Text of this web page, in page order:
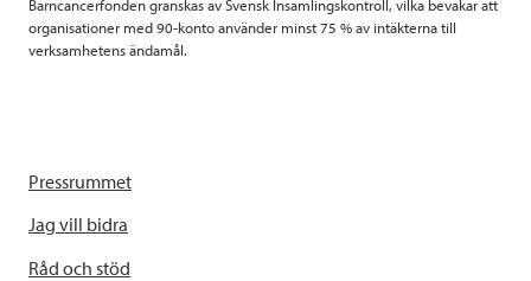
Barncancerfonden granskas av Svensk Insamlingskontroll, vilka bevakar att
organisationer med 90-konto använder minst 75 % av intäkterna till
verksamhetens ändamål.
Pressrummet
Jag vill bidra
Råd och stöd